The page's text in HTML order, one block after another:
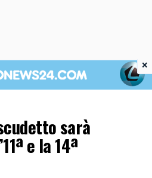
sarà
e la 14ª
×